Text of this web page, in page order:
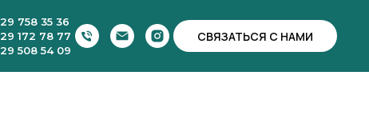
758 35 36
172 78 77
508 54 09
СВЯЗАТЬСЯ С НАМИ